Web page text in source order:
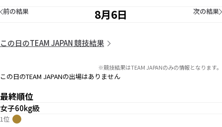
8月6日
前の結果 次の結果
この日のTEAM JAPAN 競技結果
※競技結果はTEAM JAPANのみの情報となります。
この日のTEAM JAPANの出場はありません
最終順位
女子60kg級
1位